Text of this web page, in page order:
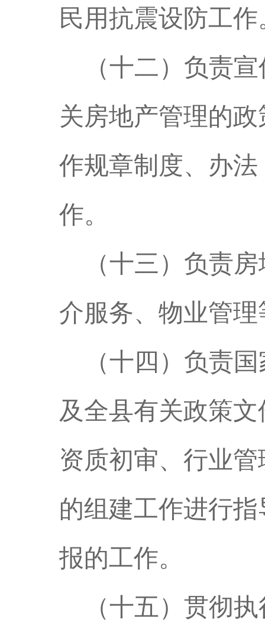
民用抗震设防工作
（十二） 负责
关房地产管理的
作规章制度、办
作。
（十三）负责
介服务、物业管
（十四）负责
及全县有关政策
资质初审、行业
的组建工作进行
报的工作。
（十五）贯彻